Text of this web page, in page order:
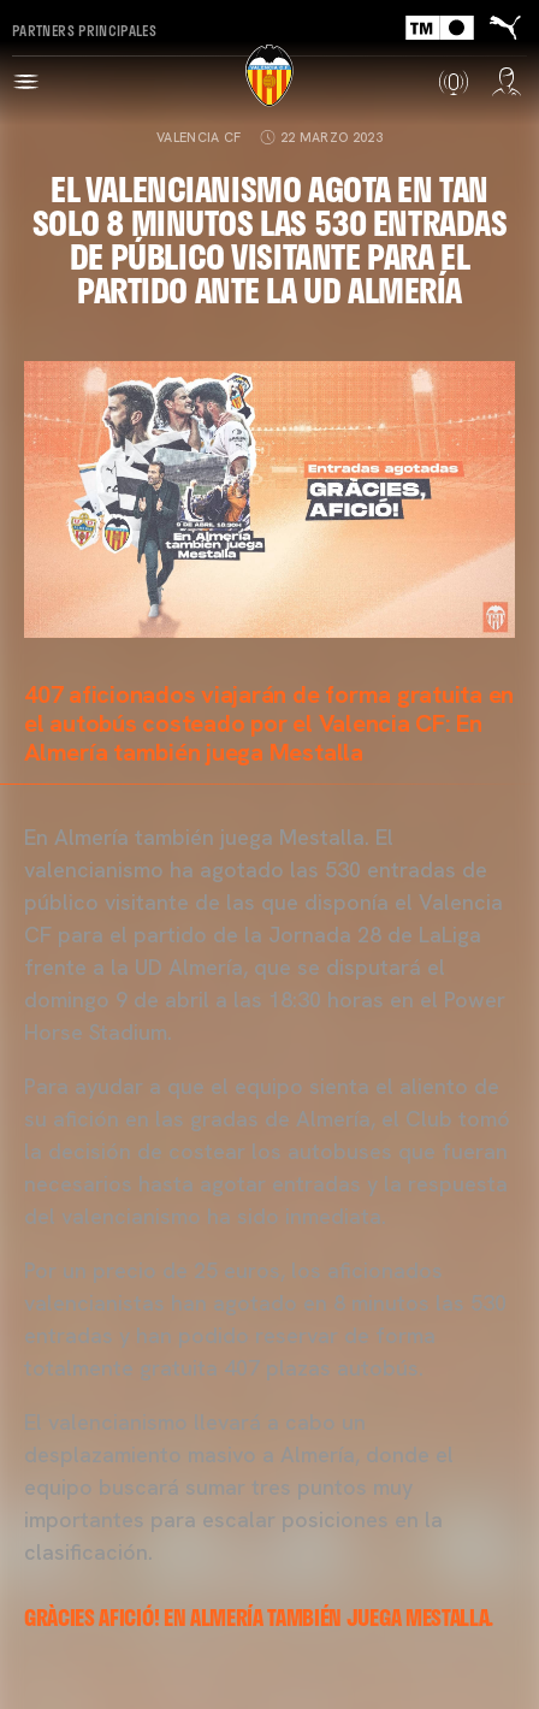
PARTNERS PRINCIPALES
VALENCIA CF 22 MARZO 2023
EL VALENCIANISMO AGOTA EN TAN
SOLO 8 MINUTOS LAS 530 ENTRADAS
DE PÚBLICO VISITANTE PARA EL
PARTIDO ANTE LA UD ALMERÍA
407 aficionados viajarán de forma gratuita en
el autobús costeado por el Valencia CF: En
Almería también juega Mestalla
En Almería también juega Mestalla. El
valencianismo ha agotado las 530 entradas de
público visitante de las que disponía el Valencia
CF para el partido de la Jornada 28 de LaLiga
frente a la UD Almería, que se disputará el
domingo 9 de abril a las 18:30 horas en el Power
Horse Stadium.
Para ayudar a que el equipo sienta el aliento de
su afición en las gradas de Almería, el Club tomó
la decisión de costear los autobuses que fueran
necesarios hasta agotar entradas y la respuesta
del valencianismo ha sido inmediata.
Por un precio de 25 euros, los aficionados
valencianistas han agotado en 8 minutos las 530
entradas y han podido reservar de forma
totalmente gratuita 407 plazas autobús.
El valencianismo llevará a cabo un
desplazamiento masivo a Almería, donde el
equipo buscará sumar tres puntos muy
importantes para escalar posiciones en la
clasificación.
GRÀCIES AFICIÓ! EN ALMERÍA TAMBIÉN JUEGA MESTALLA.